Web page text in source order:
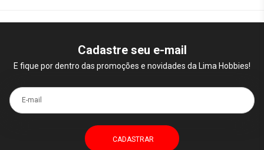
Cadastre seu e-mail
E fique por dentro das promoções e novidades da Lima Hobbies!
E-mail